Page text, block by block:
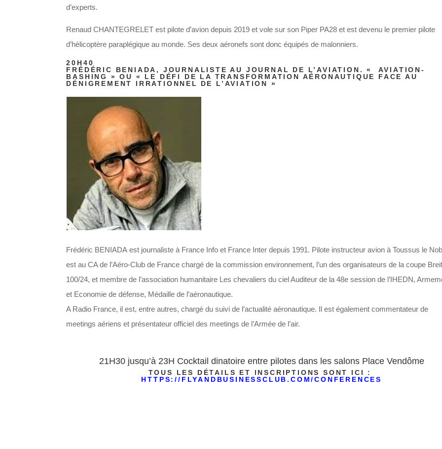
d’experts.
Renaud CHANTEGRELET est pilote d’avion depuis 2019 et vole sur son Piper PA28 et est devenu le premier pilote
d’hélicoptère paraplégique au monde. Ses deux aéronefs sont donc équipés de malonniers.
20H40
FRÉDÉRIC BENIADA, JOURNALISTE AU JOURNAL DE L’AVIATION. « AVIATION-
BASHING » OU « LE DÉFI DE LA TRANSFORMATION AÉRONAUTIQUE FACE AU
DÉNIGREMENT IRRATIONNEL DE L’AVIATION »
Frédéric BENIADA est journaliste à France Info et France Inter depuis 1991. Pilote instructeur avion à Toussus le
est au CA de l’Aéro-Club de France chargé de la commission environnement, l’un des organisateurs de la coupe
100/24, et membre de l’association humanitaire Les chevaliers du ciel Auditeur de la 48e session de l’IHEDN,
et Economie de défense, Médaille de l’aéronautique.
A Radio France, il est, entre autres, chargé du suivi de l’actualité aéronautique. Il est également commentateur de
meetings aériens et présentateur officiel des meetings de l’Armée de l’air.
21H30 jusqu’à 23H Cocktail dinatoire entre pilotes dans les salons Place Vendôme
TOUS LES DÉTAILS ET INSCRIPTIONS SONT ICI :
HTTPS://FLYANDBUSINESSCLUB.COM/CONFERENCES